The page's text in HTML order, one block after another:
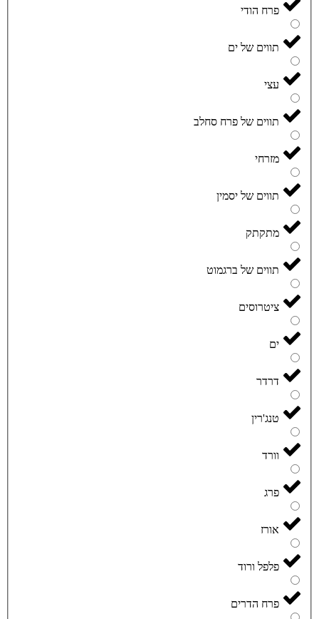
פרח הודי
תווים של ים
עצי
תווים של פרח סחלב
מזרחי
תווים של יסמין
מתקתק
תווים של ברגמוט
ציטרוסים
ים
דרדר
טנג'רין
וורד
פרג
אורז
פלפל ורוד
פרח הדרים